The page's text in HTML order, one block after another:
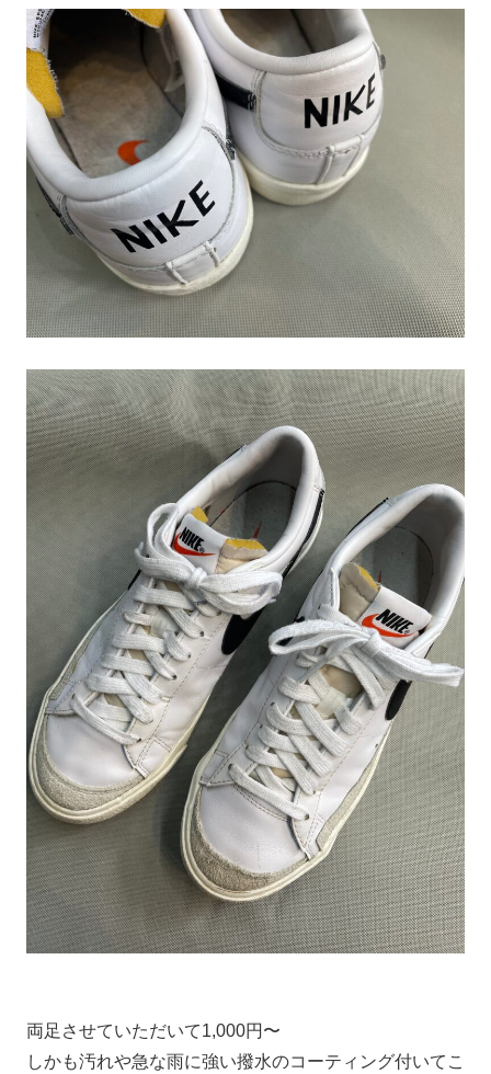
両足させていただいて1,000円〜
しかも汚れや急な雨に強い撥水のコーティング付いてこ